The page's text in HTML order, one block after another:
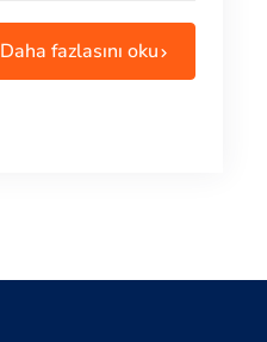
Daha fazlasını oku